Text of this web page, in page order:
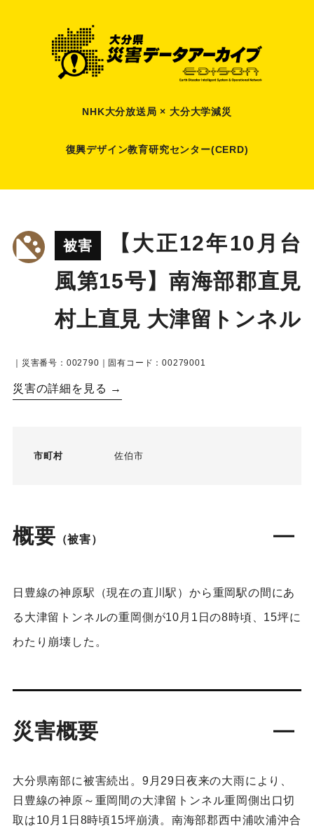
NHK大分放送局 × 大分大学減災
復興デザイン教育研究センター(CERD)
被害
【大正12年10月台
風第15号】南海部郡直見
村上直見 大津留トンネル
｜災害番号：002790｜固有コード：00279001
災害の詳細を見る →
市町村 佐伯市
概要 （被害）
日豊線の神原駅（現在の直川駅）から重岡駅の間にあ
る大津留トンネルの重岡側が10月1日の8時頃、15坪に
わたり崩壊した。
災害概要
大分県南部に被害続出。9月29日夜来の大雨により、
日豊線の神原～重岡間の大津留トンネル重岡側出口切
取は10月1日8時頃15坪崩潰。南海部郡西中浦吹浦沖合